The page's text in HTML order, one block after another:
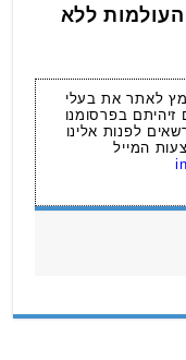
ללא
לאתר את בעלי
זיהיתם בפרסומנו
לפנות אלינו
המייל